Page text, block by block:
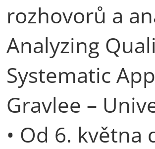
rozhovorů a
Analyzing
Systematic
Gravlee –
• Od 6. května